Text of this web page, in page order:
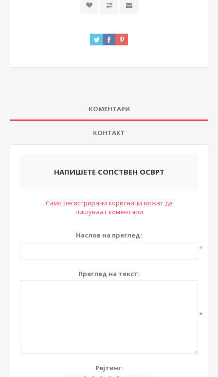
КОМЕНТАРИ
КОНТАКТ
НАПИШЕТЕ СОПСТВЕН ОСВРТ
Само регистрирани корисници можат да
пишуваат коментари
Наслов на преглед:
*
Преглед на текст:
*
Рејтинг: